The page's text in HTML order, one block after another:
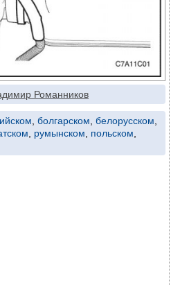
Романников
болгарском белорусском
румынском польском